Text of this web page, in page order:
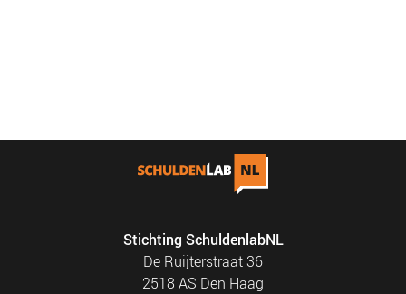
Stichting SchuldenlabNL
De Ruijterstraat 36
2518 AS Den Haag